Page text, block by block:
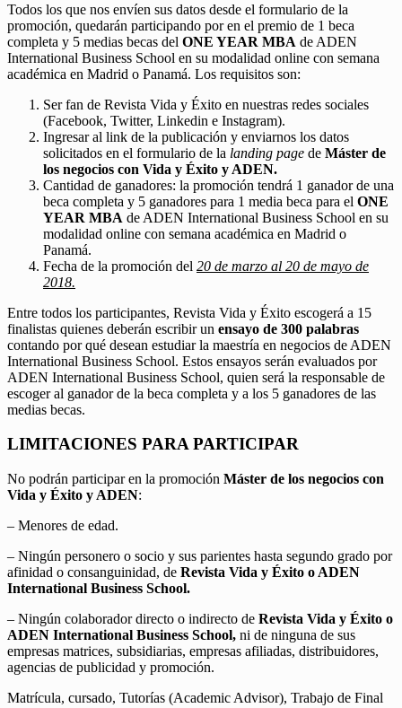
Todos los que nos envíen sus datos desde el formulario de la
promoción, quedarán participando por en el premio de 1 beca
completa y 5 medias becas del ONE YEAR MBA de ADEN
International Business School en su modalidad online con semana
académica en Madrid o Panamá. Los requisitos son:
Ser fan de Revista Vida y Éxito en nuestras redes sociales
(Facebook, Twitter, Linkedin e Instagram).
Ingresar al link de la publicación y enviarnos los datos
solicitados en el formulario de la landing page de Máster de
los negocios con Vida y Éxito y ADEN.
Cantidad de ganadores: la promoción tendrá 1 ganador de una
beca completa y 5 ganadores para 1 media beca para el ONE
YEAR MBA de ADEN International Business School en su
modalidad online con semana académica en Madrid o
Panamá.
Fecha de la promoción del 20 de marzo al 20 de mayo de
2018.
Entre todos los participantes, Revista Vida y Éxito escogerá a 15
finalistas quienes deberán escribir un ensayo de 300 palabras
contando por qué desean estudiar la maestría en negocios de ADEN
International Business School. Estos ensayos serán evaluados por
ADEN International Business School, quien será la responsable de
escoger al ganador de la beca completa y a los 5 ganadores de las
medias becas.
LIMITACIONES PARA PARTICIPAR
No podrán participar en la promoción Máster de los negocios con
Vida y Éxito y ADEN:
– Menores de edad.
– Ningún personero o socio y sus parientes hasta segundo grado por
afinidad o consanguinidad, de Revista Vida y Éxito o ADEN
International Business School.
– Ningún colaborador directo o indirecto de Revista Vida y Éxito o
ADEN International Business School, ni de ninguna de sus
empresas matrices, subsidiarias, empresas afiliadas, distribuidores,
agencias de publicidad y promoción.
Matrícula, cursado, Tutorías (Academic Advisor), Trabajo de Final